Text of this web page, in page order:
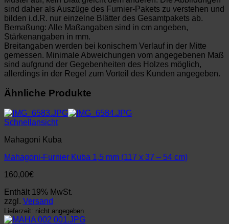
sind daher als Auszüge des Furnier-Pakets zu verstehen und
bilden i.d.R. nur einzelne Blätter des Gesamtpakets ab.
Bemaßung: Alle Maßangaben sind in cm angeben,
Stärkenangaben in mm.
Breitangaben werden bei konischem Verlauf in der Mitte
gemessen. Minimale Abweichungen vom angegebenen Maß
sind aufgrund der Gegebenheiten des Holzes möglich,
allerdings in der Regel zum Vorteil des Kunden angegeben.
Ähnliche Produkte
Schnellansicht
Mahagoni Kuba
Mahagoni-Furnier Kuba 1,5 mm (117 x 37 – 54 cm)
160,00€
Enthält 19% MwSt.
zzgl. Versand
Lieferzeit: nicht angegeben